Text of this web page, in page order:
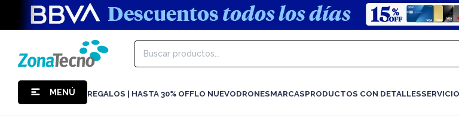
MENÚ REGALOS | HASTA 30% OFFLO NUEVODRONESMARCASPRODUCTOS CON DETALLES